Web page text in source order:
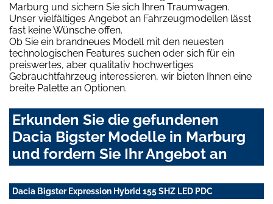
Marburg und sichern Sie sich Ihren Traumwagen.
Unser vielfältiges Angebot an Fahrzeugmodellen lässt
fast keine Wünsche offen.
Ob Sie ein brandneues Modell mit den neuesten
technologischen Features suchen oder sich für ein
preiswertes, aber qualitativ hochwertiges
Gebrauchtfahrzeug interessieren, wir bieten Ihnen eine
breite Palette an Optionen.
Erkunden Sie die gefundenen
Dacia Bigster Modelle in Marburg
und fordern Sie Ihr Angebot an
Dacia Bigster Expression Hybrid 155 SHZ LED PDC